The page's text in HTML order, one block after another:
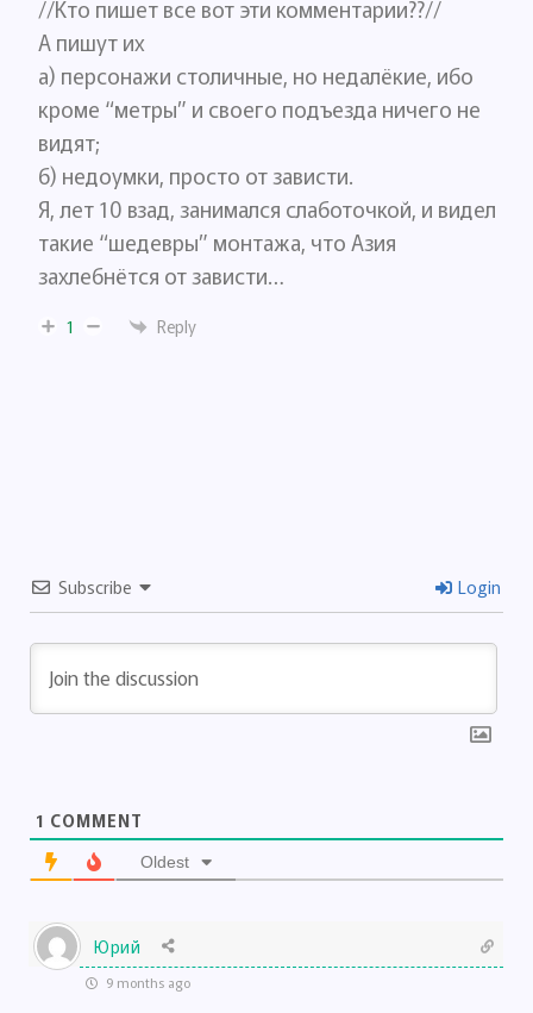
//Кто пишет все вот эти комментарии??//
А пишут их
а) персонажи столичные, но недалёкие, ибо
кроме “метры” и своего подъезда ничего не
видят;
б) недоумки, просто от зависти.
Я, лет 10 взад, занимался слаботочкой, и видел
такие “шедевры” монтажа, что Азия
захлебнётся от зависти…
1 Reply
Subscribe Login
1 COMMENT
Oldest
Юрий
9 months ago